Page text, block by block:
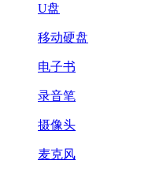
U盘
移动硬盘
电子书
录音笔
摄像头
麦克风